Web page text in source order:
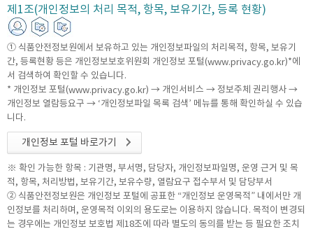
제1조(개인정보의 처리 목적, 항목, 보유기간, 등록 현황)
① 식품안전정보원에서 보유하고 있는 개인정보파일의 처리목적, 항목, 보유기
간, 등록현황 등은 개인정보보호위원회 개인정보 포털(www.privacy.go.kr)*에
서 검색하여 확인할 수 있습니다.
* 개인정보 포털(www.privacy.go.kr) → 개인서비스 → 정보주체 권리행사 →
개인정보 열람등요구 → ‘개인정보파일 목록 검색’ 메뉴를 통해 확인하실 수 있습
니다.
개인정보 포털 바로가기
※ 확인 가능한 항목 : 기관명, 부서명, 담당자, 개인정보파일명, 운영 근거 및 목
적, 항목, 처리방법, 보유기간, 보유수량, 열람요구 접수부서 및 담당부서
② 식품안전정보원은 개인정보 포털에 공표한 “개인정보 운영목적” 내에서만 개
인정보를 처리하며, 운영목적 이외의 용도로는 이용하지 않습니다. 목적이 변경되
는 경우에는 개인정보 보호법 제18조에 따라 별도의 동의를 받는 등 필요한 조치